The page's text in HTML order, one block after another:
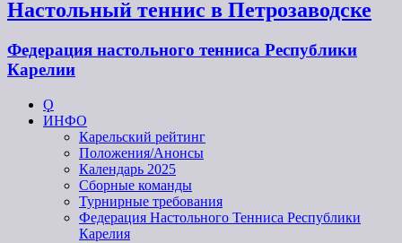
Настольный теннис в Петрозаводске
Федерация настольного тенниса Республики
Карелии
Ϙ
ИНФО
Карельский рейтинг
Положения/Анонсы
Календарь 2025
Сборные команды
Турнирные требования
Федерация Настольного Тенниса Республики
Карелия